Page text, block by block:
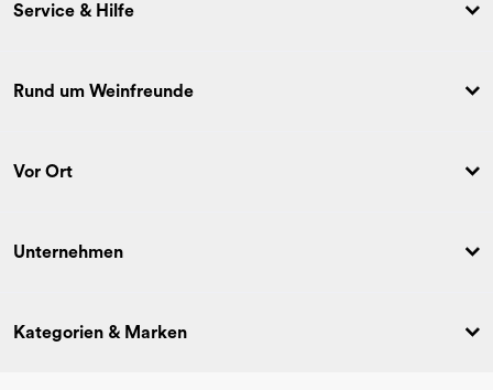
Service & Hilfe
Rund um Weinfreunde
Vor Ort
Unternehmen
Kategorien & Marken